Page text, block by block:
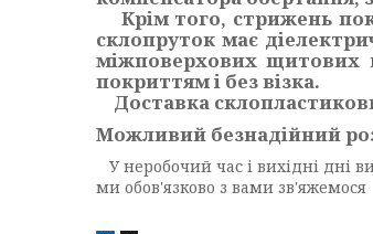
Крім того, стрижень
склопруток має
міжповерхових щитових
покриттям і без візка.
Доставка
Можливий безнадійний
У неробочий час і вихідні дні
ми обов'язково з вами зв'яжемося